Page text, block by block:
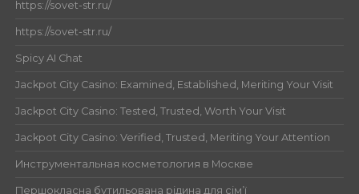
https://sovet-str.ru/
https://sovet-str.ru/
Spicy AI Chat
Jackpot City Casino: Examined, Established, Meriting Your Visit
Jackpot City Casino: Tested, Trusted, Worth Your Visit
Jackpot City Casino: Verified, Trusted, Meriting Your Attention
Инструментальная косметология в Москве
Першокласна бутильована рідина для сім’ї